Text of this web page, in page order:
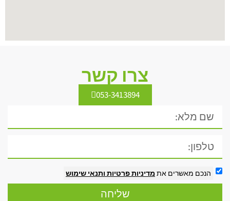
צרו קשר
053-3413894
הנכם מאשרים את מדיניות פרטיות ותנאי שימוש
שליחה